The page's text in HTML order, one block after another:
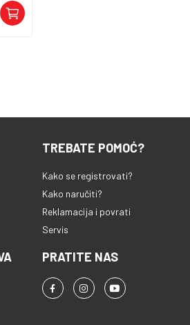
TREBATE POMOĆ?
Kako se registrovati?
Kako naručiti?
Reklamacija i povrati
Servis
PRATITE NAS